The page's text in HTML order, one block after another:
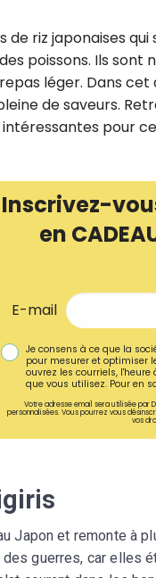
de riz japonaises
poissons. Ils
léger. Dans
de saveurs.
intéressantes pour
Inscrivez-
en
E-mail
Je consens à ce que la
pour mesurer et optimiser
ouvrez les courriels,
que vous utilisez. Pour en
Votre adresse email sera utilisée par
personnalisées. Vous pourrez vous
vos
Japon et remonte à
guerres, car elles